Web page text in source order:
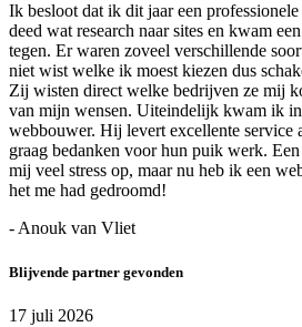
Ik besloot dat ik dit jaar een
deed wat research naar sites en kwam
tegen. Er waren zoveel verschillende
niet wist welke ik moest kiezen dus
Zij wisten direct welke bedrijven ze mij
van mijn wensen. Uiteindelijk kwam ik
webbouwer. Hij levert excellente service
graag bedanken voor hun puik werk.
mij veel stress op, maar nu heb ik een
het me had gedroomd!
- Anouk van Vliet
Blijvende partner gevonden
17 juli 2026